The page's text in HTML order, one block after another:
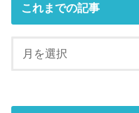
これまでの記事